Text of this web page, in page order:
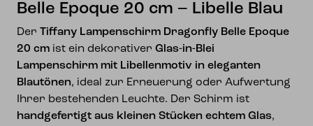
Belle Epoque 20 cm – Libelle Blau
Der Tiffany Lampenschirm Dragonfly Belle Epoque
20 cm ist ein dekorativer Glas-in-Blei
Lampenschirm mit Libellenmotiv in eleganten
Blautönen, ideal zur Erneuerung oder Aufwertung
Ihrer bestehenden Leuchte. Der Schirm ist
handgefertigt aus kleinen Stücken echtem Glas,